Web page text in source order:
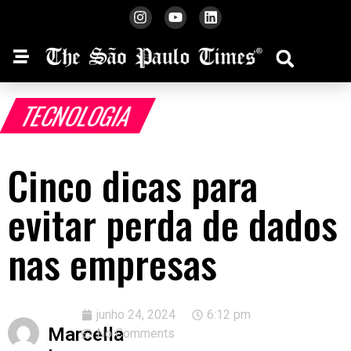
TECNOLOGIA
Cinco dicas para
evitar perda de dados
nas empresas
Marcella
junho 24, 2024
6:12 pm
No Comments